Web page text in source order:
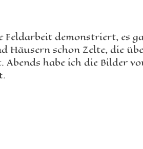
demonstriert, es
Häusern schon Zelte, die
habe ich die Bilder